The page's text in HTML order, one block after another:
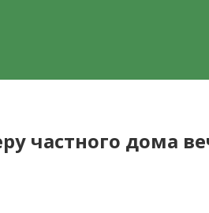
частного дома